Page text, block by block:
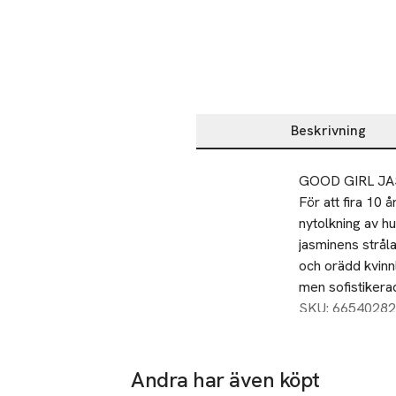
Beskrivning
Beskrivning
GOOD GIRL
För att fira 10
nytolkning av
jasminens
och orädd
men
hjärta av
SKU: 66540282
Andra har även köpt